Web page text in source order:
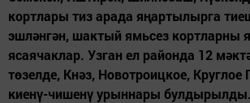
кортлары тиз арада яңартылырга
эшләнгән, шактый ямьсез кортларны
ясаячаклар. Узган ел районда 12
төзелде, Кнәз, Новотроицкое,
киенү-чишенү урыннары